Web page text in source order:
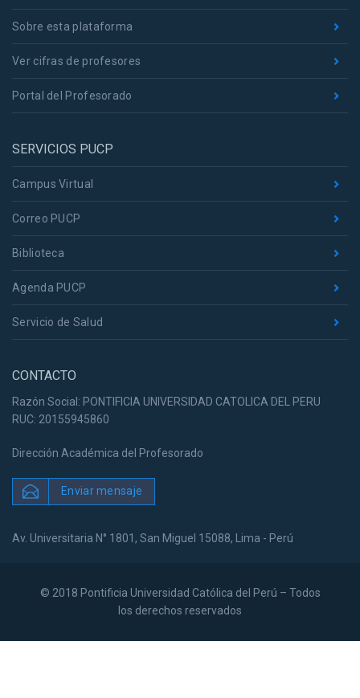
Sobre esta plataforma
Ver cifras de profesores
Portal del Profesorado
SERVICIOS PUCP
Campus Virtual
Correo PUCP
Biblioteca
Agenda PUCP
Servicio de Salud
CONTACTO
Razón Social: PONTIFICIA UNIVERSIDAD CATOLICA DEL PERU
RUC: 20155945860
Dirección Académica del Profesorado
Enviar mensaje
Av. Universitaria N° 1801, San Miguel 15088, Lima - Perú
© 2018 Pontificia Universidad Católica del Perú – Todos
los derechos reservados